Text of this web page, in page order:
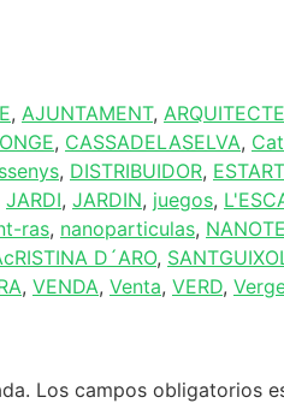
, AJUNTAMENT, ARQUITECTE
, CASSADELASELVA,
, DISTRIBUIDOR,
JARDI, JARDIN, juegos,
ras, nanoparticulas,
D´ARO,
, VENDA, Venta, VERD,
Los campos obligatorios